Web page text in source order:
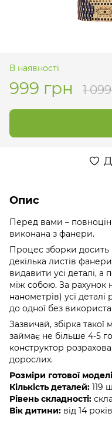
В наявності
999 грн 1
Опис
Перед вами –
виконана з фанери.
Процес зборки досить
декілька листів
видавити усі деталі, а
між собою. За рахунок
нанометрів) усі деталі
до одної без
Зазвичай, збірка такої
займає не більше 4-5
конструктор
дорослих.
Розміри готової
Кількість деталей: 119
Рівень складності:
Вік дитини: від 14